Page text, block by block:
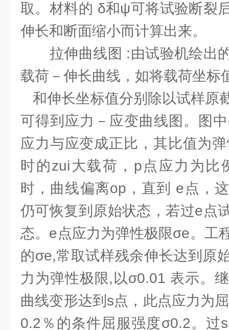
取。材料的 δ和ψ可将试验断裂
伸长和断面缩小而计算出来。
拉伸曲线图 :由试验机绘出
载荷－伸长曲线，如将载荷坐标
和伸长坐标值分别除以试样原
可得到应力－应变曲线图。图
应力与应变成正比，其比值为
时的zui大载荷，p点应力为比
时，曲线偏离op，直到 e点，
仍可恢复到原始状态，若过e点
态。e点应力为弹性极限σe。工
的σe,常取试样残余伸长达到原
力为弹性极限,以σ0.01 表示。
曲线变形达到s点，此点应力为
0.2％的条件屈服强度σ0.2。过